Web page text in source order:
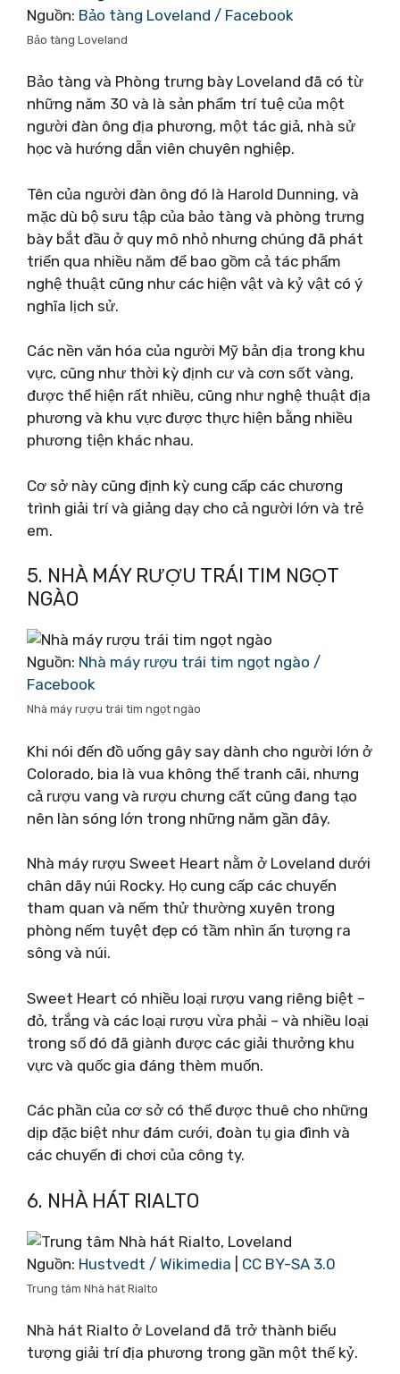
Nguồn: Bảo tàng Loveland / Facebook
Bảo tàng Loveland
Bảo tàng và Phòng trưng bày Loveland đã có từ
những năm 30 và là sản phẩm trí tuệ của một
người đàn ông địa phương, một tác giả, nhà sử
học và hướng dẫn viên chuyên nghiệp.
Tên của người đàn ông đó là Harold Dunning, và
mặc dù bộ sưu tập của bảo tàng và phòng trưng
bày bắt đầu ở quy mô nhỏ nhưng chúng đã phát
triển qua nhiều năm để bao gồm cả tác phẩm
nghệ thuật cũng như các hiện vật và kỷ vật có ý
nghĩa lịch sử.
Các nền văn hóa của người Mỹ bản địa trong khu
vực, cũng như thời kỳ định cư và cơn sốt vàng,
được thể hiện rất nhiều, cũng như nghệ thuật địa
phương và khu vực được thực hiện bằng nhiều
phương tiện khác nhau.
Cơ sở này cũng định kỳ cung cấp các chương
trình giải trí và giảng dạy cho cả người lớn và trẻ
em.
5. NHÀ MÁY RƯỢU TRÁI TIM NGỌT
NGÀO
Nguồn: Nhà máy rượu trái tim ngọt ngào /
Facebook
Nhà máy rượu trái tim ngọt ngào
Khi nói đến đồ uống gây say dành cho người lớn ở
Colorado, bia là vua không thể tranh cãi, nhưng
cả rượu vang và rượu chưng cất cũng đang tạo
nên làn sóng lớn trong những năm gần đây.
Nhà máy rượu Sweet Heart nằm ở Loveland dưới
chân dãy núi Rocky. Họ cung cấp các chuyến
tham quan và nếm thử thường xuyên trong
phòng nếm tuyệt đẹp có tầm nhìn ấn tượng ra
sông và núi.
Sweet Heart có nhiều loại rượu vang riêng biệt –
đỏ, trắng và các loại rượu vừa phải – và nhiều loại
trong số đó đã giành được các giải thưởng khu
vực và quốc gia đáng thèm muốn.
Các phần của cơ sở có thể được thuê cho những
dịp đặc biệt như đám cưới, đoàn tụ gia đình và
các chuyến đi chơi của công ty.
6. NHÀ HÁT RIALTO
Nguồn: Hustvedt / Wikimedia CC BY-SA 3.0
Trung tâm Nhà hát Rialto
Nhà hát Rialto ở Loveland đã trở thành biểu
tượng giải trí địa phương trong gần một thế kỷ.